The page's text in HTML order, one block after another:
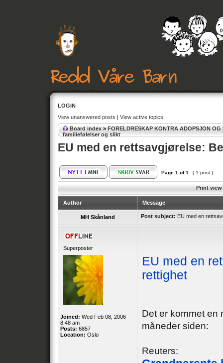
LOGIN
View unanswered posts | View active topics
Board index » FORELDRESKAP KONTRA ADOPSJON OG
familiefølelser og slikt
EU med en rettsavgjørelse:
Page 1 of1 [ 1 post ]
Print view
Author Message
MH Skånland Post subject: EU med en
Superposter
Joined: Wed Feb 08, 2006
8:48 am
Posts: 6857
Location: Oslo
EU med en
rettighet
Det er kommet en
måneder siden:
Reuters: